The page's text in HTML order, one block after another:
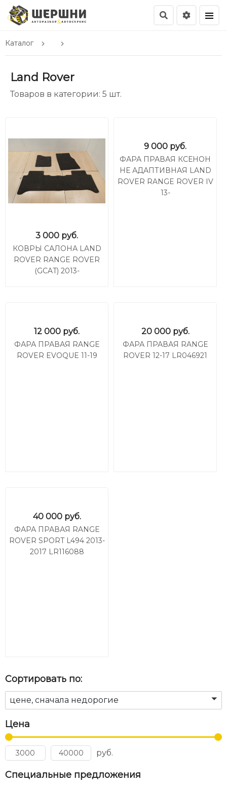
Каталог
Сортировать по:
цене, сначала недорогие
Цена
руб.
Специальные предложения
Land Rover
Товаров в категории: 5 шт.
3 000 руб.
КОВРЫ САЛОНА LAND
ROVER RANGE ROVER
(GCAT) 2013-
9 000 руб.
ФАРА ПРАВАЯ КСЕНОН
НЕ АДАПТИВНАЯ LAND
ROVER RANGE ROVER IV
13-
12 000 руб.
ФАРА ПРАВАЯ RANGE
ROVER EVOQUE 11-19
20 000 руб.
ФАРА ПРАВАЯ RANGE
ROVER 12-17 LR046921
40 000 руб.
ФАРА ПРАВАЯ RANGE
ROVER SPORT L494 2013-
2017 LR116088